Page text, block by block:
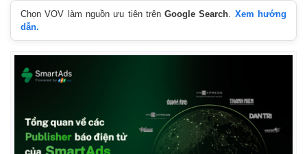
Khởi nghiệp
Tiêu dùng
Tỷ giá
Chọn VOV làm nguồn ưu tiên trênGoogle Search. Xem hướng
dẫn.